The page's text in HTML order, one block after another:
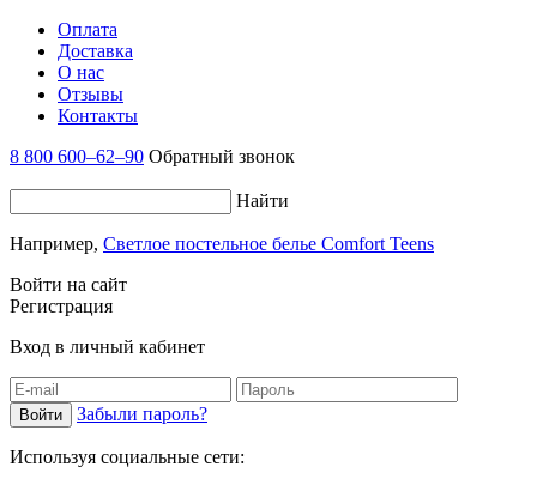
Оплата
Доставка
О нас
Отзывы
Контакты
8 800 600–62–90 Обратный звонок
Найти
Например, Светлое постельное белье Comfort Teens
Войти на сайт
Регистрация
Вход в личный кабинет
Забыли пароль?
Используя социальные сети: